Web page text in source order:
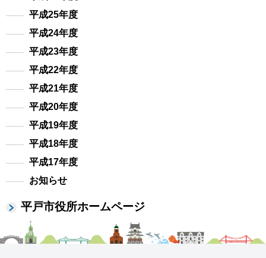
平成25年度
平成24年度
平成23年度
平成22年度
平成21年度
平成20年度
平成19年度
平成18年度
平成17年度
お知らせ
平戸市役所ホームページ